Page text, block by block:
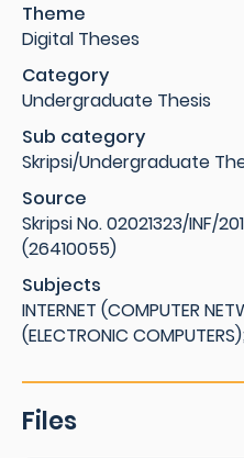
Theme
Digital Theses
Category
Undergraduate Thesis
Sub category
Skripsi/Undergraduate
Source
Skripsi No. 02021323/INF/
(26410055)
Subjects
INTERNET (COMPUTER
(ELECTRONIC
Files